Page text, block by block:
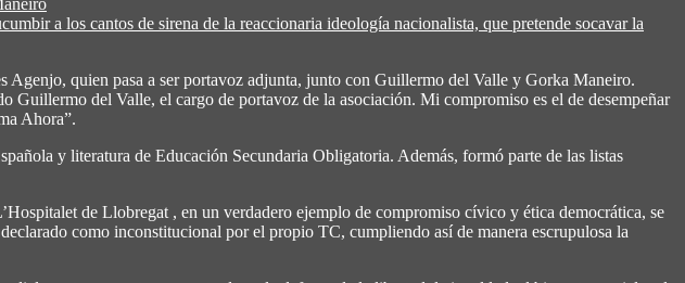
a los cantos de sirena de la reaccionaria ideología nacionalista, que pretende socavar la
Agenjo, quien pasa a ser portavoz adjunta, junto con Guillermo del Valle y Gorka Maneiro.
Guillermo del Valle, el cargo de portavoz de la asociación. Mi compromiso es el de desempeñar
Ahora”.
y literatura de Educación Secundaria Obligatoria. Además, formó parte de las listas
de Llobregat , en un verdadero ejemplo de compromiso cívico y ética democrática, se
como inconstitucional por el propio TC, cumpliendo así de manera escrupulosa la